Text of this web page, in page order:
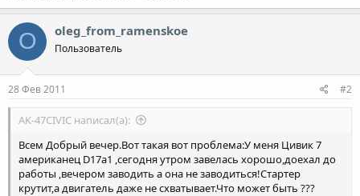
O oleg_from_ramenskoe
Пользователь
28 Фев 2011 #2
AK-47CIVIC написал(а):
Всем Добрый вечер.Вот такая вот проблема:У меня Цивик 7
американец D17a1 ,сегодня утром завелась хорошо,доехал до
работы ,вечером заводить а она не заводиться!Стартер
крутит,а двигатель даже не схватывает.Что может быть ???